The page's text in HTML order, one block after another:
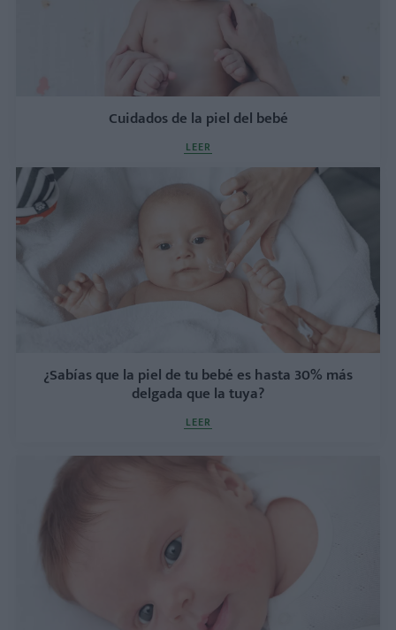
Cuidados de la piel del bebé
LEER
¿Sabías que la piel de tu bebé es hasta 30% más
delgada que la tuya?
LEER